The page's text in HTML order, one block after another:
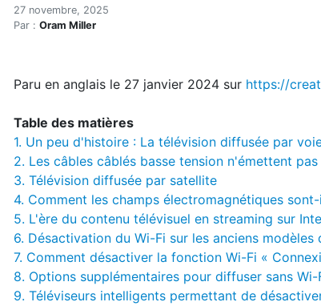
Accueil
Articles
Téléviseurs et champs
27 novembre, 2025
Par : Oram Miller
Paru en anglais le 27 janvier 2024 sur https://
Table des matières
1. Un peu d'histoire : La télévision diffusée par
2. Les câbles câblés basse tension n'émettent
3. Télévision diffusée par satellite
4. Comment les champs électromagnétiques
5. L'ère du contenu télévisuel en streaming sur
6. Désactivation du Wi-Fi sur les anciens
7. Comment désactiver la fonction Wi-Fi «
8. Options supplémentaires pour diffuser sans Wi-
9. Téléviseurs intelligents permettant de